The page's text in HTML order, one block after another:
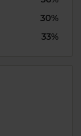
30%
33%